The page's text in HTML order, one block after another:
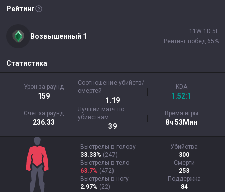
Рейтинг
Возвышенный 1
11 W 1 D 5 L
Рейтинг побед 65%
Статистика
Урон за раунд
159
Соотношение убийств/
смертей
1.19
KDA
1.52:1
Счет за раунд
236.33
Лучший матч по
убийствам
39
Время игры
8ч 53Мин
Выстрелы в голову
33.33% (247)
Убийства
300
Выстрелы в тело
63.7% (472)
Смерти
253
Выстрелы в ногу
2.97% (22)
Поддержка
84